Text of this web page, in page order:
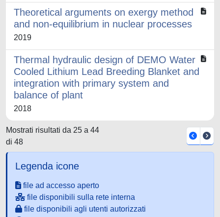
Theoretical arguments on exergy method
and non-equilibrium in nuclear processes
2019
Thermal hydraulic design of DEMO Water
Cooled Lithium Lead Breeding Blanket and
integration with primary system and
balance of plant
2018
Mostrati risultati da 25 a 44
di 48
Legenda icone
file ad accesso aperto
file disponibili sulla rete interna
file disponibili agli utenti autorizzati